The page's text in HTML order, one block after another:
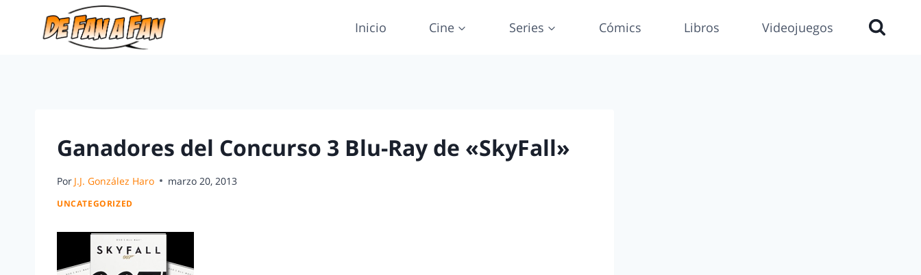
Inicio Cine Series Cómics Libros Videojuegos
Ganadores del Concurso 3 Blu-Ray de «SkyFall»
Por J.J. González Haro marzo 20, 2013
UNCATEGORIZED